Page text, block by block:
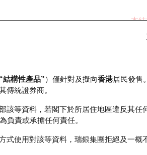
本
ol-
“結構性產品”）僅針對及擬向香港居民發售
傳統證券商。
該等資料，若閣下於所居住地區違反其任
負責或承擔任何責任。
式使用對該等資料，瑞銀集團拒絕及一概